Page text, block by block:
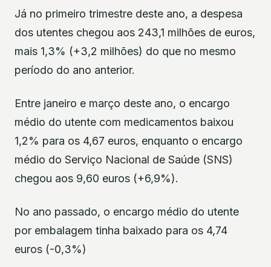
Já no primeiro trimestre deste ano, a despesa
dos utentes chegou aos 243,1 milhões de euros,
mais 1,3% (+3,2 milhões) do que no mesmo
período do ano anterior.
Entre janeiro e março deste ano, o encargo
médio do utente com medicamentos baixou
1,2% para os 4,67 euros, enquanto o encargo
médio do Serviço Nacional de Saúde (SNS)
chegou aos 9,60 euros (+6,9%).
No ano passado, o encargo médio do utente
por embalagem tinha baixado para os 4,74
euros (-0,3%)